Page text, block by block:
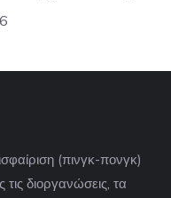
(πινγκ-πονγκ)
διοργανώσεις, τα